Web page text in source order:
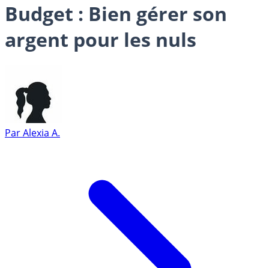
Budget : Bien gérer son
argent pour les nuls
ParAlexia A.